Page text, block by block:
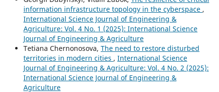
information infrastructure topology in the cyberspace ,
International Science Journal of Engineering &
Agriculture: Vol. 4 No. 1 (2025): International Science
Journal of Engineering & Agriculture
Tetiana Chernonosova, The need to restore disturbed
territories in modern cities , International Science
Journal of Engineering & Agriculture: Vol. 4 No. 2 (2025):
International Science Journal of Engineering &
Agriculture